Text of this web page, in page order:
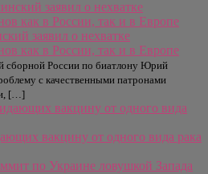
заявил о нехватке
как в России, так и в Европе
сборной России по биатлону Юрий
с качественными патронами
[…]
вакцину от одного вида рака